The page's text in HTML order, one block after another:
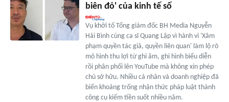
biên đỏ' của kinh tế số
Vụ khởi tố Tổng giám đốc BH Media Nguyễn
Hải Bình cùng ca sĩ Quang Lập vì hành vi 'Xâm
phạm quyền tác giả, quyền liên quan' làm lộ rõ
mô hình thu lợi từ ghi âm, ghi hình biểu diễn
rồi phân phối lên YouTube mà không xin phép
chủ sở hữu. Nhiều cá nhân và doanh nghiệp đã
biến khoảng trống nhận thức pháp luật thành
công cụ kiếm tiền suốt nhiều năm.